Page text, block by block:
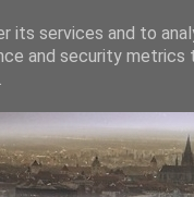
von der
its services and to
and security